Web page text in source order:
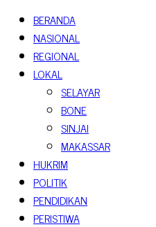
BERANDA
NASIONAL
REGIONAL
LOKAL
SELAYAR
BONE
SINJAI
MAKASSAR
HUKRIM
POLITIK
PENDIDIKAN
PERISTIWA